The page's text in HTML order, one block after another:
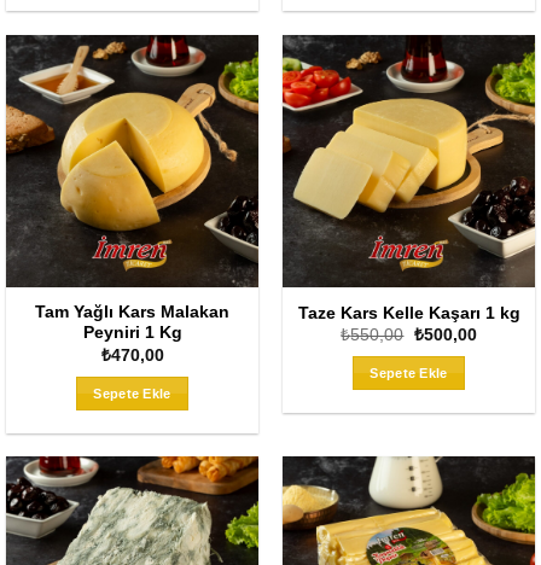
varyasyonu
var.
Seçenekler
ürün
sayfasından
seçilebilir
var.
ürün
Tam Yağlı Kars Malakan
Peyniri 1 Kg
₺470,00
Sepete Ekle
Taze Kars Kelle Kaşarı 1 kg
₺550,00 Orijinal
₺550,00.
₺500,00Şu
Sepete Ekle